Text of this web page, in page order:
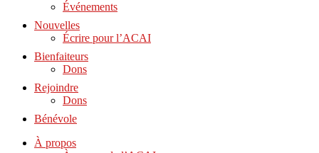
Événements
Nouvelles
Écrire pour l’ACAI
Bienfaiteurs
Dons
Rejoindre
Dons
Bénévole
À propos